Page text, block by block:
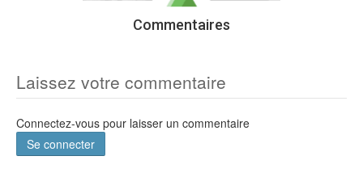
Commentaires
Laissez votre commentaire
Connectez-vous pour laisser un commentaire
Se connecter